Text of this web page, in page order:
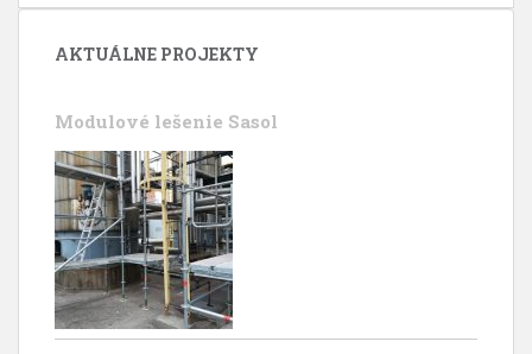
AKTUÁLNE PROJEKTY
Modulové lešenie Sasol